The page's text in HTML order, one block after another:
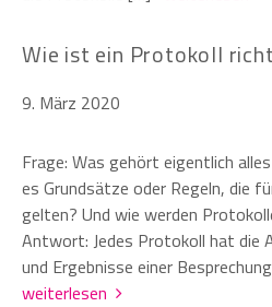
Wie ist ein Protokoll
9. März 2020
Frage: Was gehört eigentlich
es Grundsätze oder Regeln, die
gelten? Und wie werden
Antwort: Jedes Protokoll hat die
und Ergebnisse einer
weiterlesen